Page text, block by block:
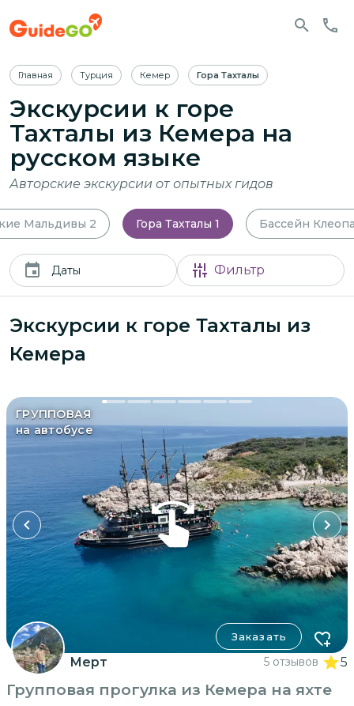
Главная Турция Кемер Гора Тахталы
Экскурсии к горе
Тахталы из Кемера на
русском языке
Авторские экскурсии от опытных гидов
Мальдивы 2 Гора Тахталы 1 Бассейн
Даты Фильтр
Экскурсии к горе Тахталы из
Кемера
ГРУППОВАЯ
на автобусе
Заказать
Мерт 5 отзывов 5
Групповая прогулка из Кемера на яхте